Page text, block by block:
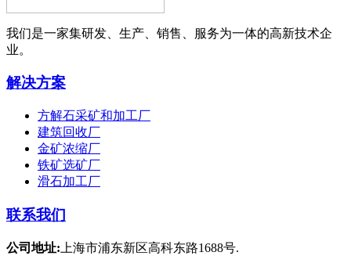
我们是一家集研发、生产、销售、服务为一体的高新技术企
业。
解决方案
方解石采矿和加工厂
建筑回收厂
金矿浓缩厂
铁矿选矿厂
滑石加工厂
联系我们
公司地址: 上海市浦东新区高科东路1688号.